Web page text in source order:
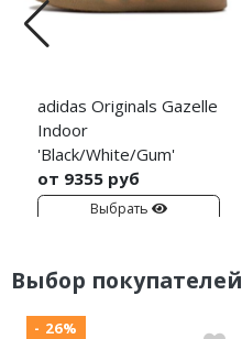
adidas Originals Gazelle
Indoor
'Black/White/Gum'
от 9355 руб
Выбрать
Выбор покупателей
- 26%